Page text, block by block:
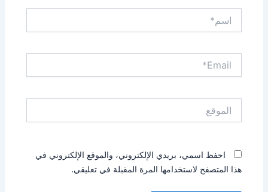
احفظ اسمي، بريدي الإلكتروني، والموقع الإلكتروني في
هذا المتصفح لاستخدامها المرة المقبلة في تعليقي.